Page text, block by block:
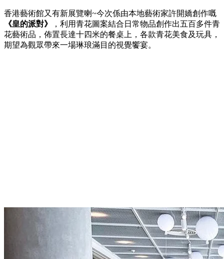
香港藝術館又有新展覽喇~今次係由本地藝術家許開嬌創作嘅
《皇的派對》
，利用青花圖案結合日常物品創作出五百多件青
花藝術品，佈置長達十四米的餐桌上，各款青花美食及玩具，
期望為觀眾帶來一場琳琅滿目的視覺饗宴。